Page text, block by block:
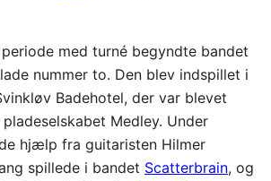
med turné begyndte bandet
nummer to. Den blev indspillet i
Badehotel, der var blevet
Medley. Under
hjælp fra guitaristen Hilmer
spillede i bandet Scatterbrain, og